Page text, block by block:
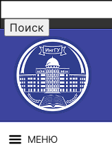
МЕНЮ